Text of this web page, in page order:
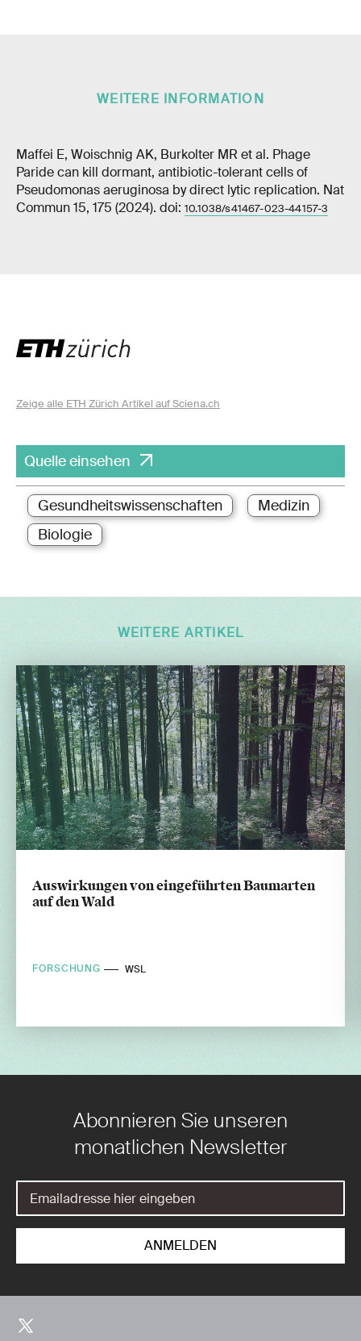
WEITERE INFORMATION
Maffei E, Woischnig AK, Burkolter MR et al. Phage
Paride can kill dormant, antibiotic-tolerant cells of
Pseudomonas aeruginosa by direct lytic replication. Nat
Commun 15, 175 (2024). doi: 10.1038/s41467-023-44157-3
Zeige alle ETH Zürich Artikel auf Sciena.ch
Quelle einsehen
Gesundheitswissenschaften
Medizin
Biologie
WEITERE ARTIKEL
Auswirkungen von eingeführten Baumarten
auf den Wald
FORSCHUNG WSL
Abonnieren Sie unseren
monatlichen Newsletter